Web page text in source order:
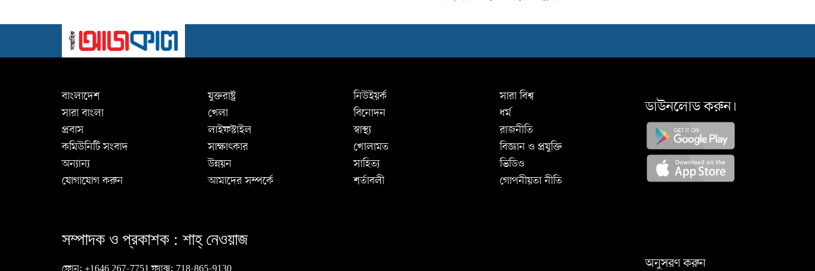
বাংলাদেশ যুক্তরাষ্ট্র নিউইয়র্ক
সারা বিশ্ব
সারা বাংলা
খেলা বিনোদন
ধর্ম
প্রবাস
লাইফস্টাইল স্বাস্থ্য
রাজনীতি
কমিউনিটি সংবাদ
সাক্ষাৎকার খোলামত
বিজ্ঞান ও প্রযুক্তি
অন্যান্য
উন্নয়ন সাহিত্য
ভিডিও
যোগাযোগ করুন
আমাদের সম্পর্কে শর্তাবলী গোপনীয়তা নীতি
ডাউনলোড করুন।
সম্পাদক ও প্রকাশক : শাহ্‌ নেওয়াজ
অনুসরণ করুন